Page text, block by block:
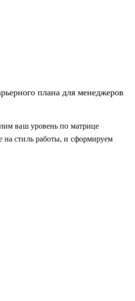
плана для менеджеров
ваш уровень по матрице
на стиль работы, и сформируем